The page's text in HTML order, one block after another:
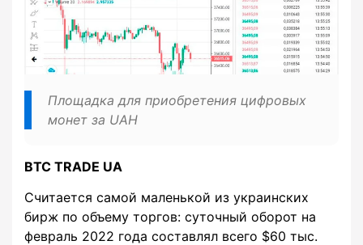
Площадка для приобретения цифровых
монет за UAH
BTC TRADE UA
Считается самой маленькой из украинских
бирж по объему торгов: суточный оборот на
февраль 2022 года составлял всего $60 тыс.